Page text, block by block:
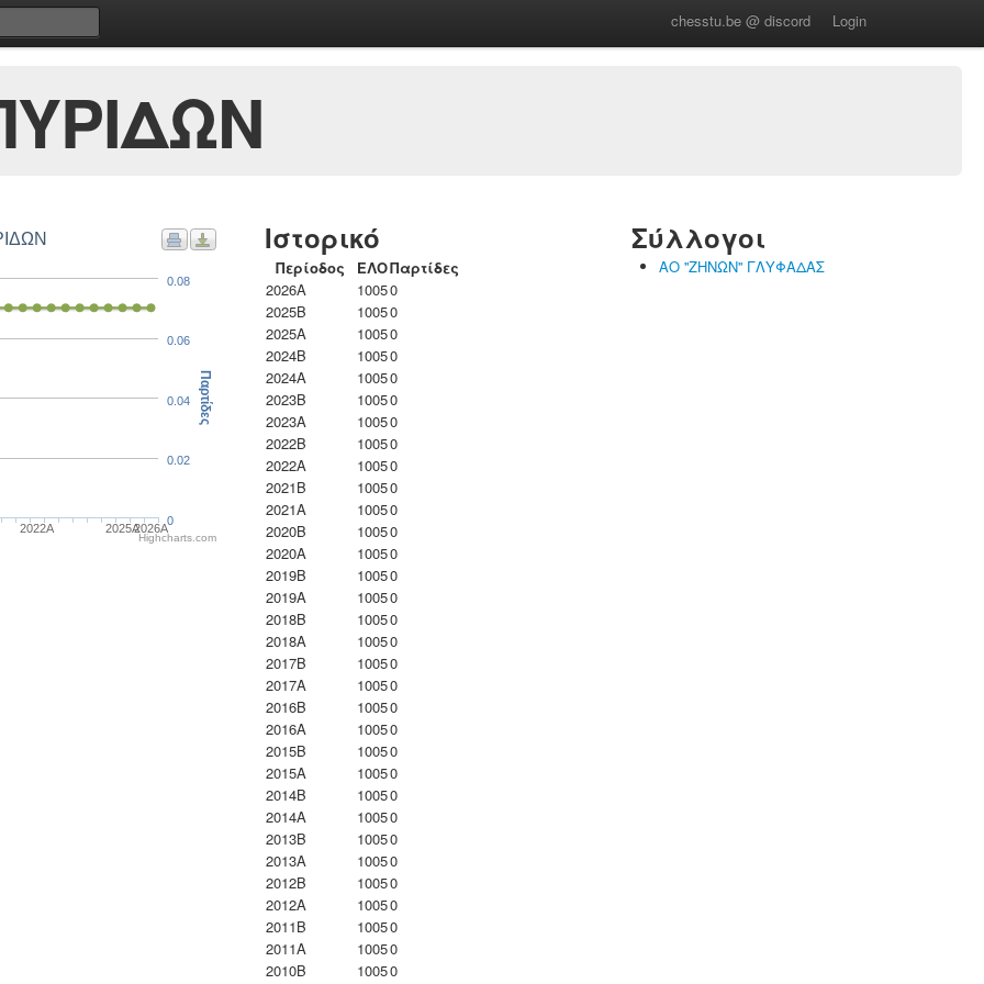
chesstu.be @ discord Login
2022A 2025A2026A
0
0.02
0.04
0.06
0.08
Παρτίδες
Highcharts.com
Ιστορικό
Περίοδος ΕΛΟΠαρτίδες
2026A
10050
2025B
10050
2025A
10050
2024B
10050
2024A
10050
2023B
10050
2023Α
10050
2022B
10050
2022A
10050
2021B
10050
2021A
10050
2020B
10050
2020A
10050
2019B
10050
2019A
10050
2018B
10050
2018A
10050
2017B
10050
2017A
10050
2016B
10050
2016A
10050
2015B
10050
2015A
10050
2014B
10050
2014A
10050
2013B
10050
2013A
10050
2012B
10050
2012A
10050
2011B
10050
2011A
10050
2010B
10050
Σύλλογοι
ΑΟ ''ΖΗΝΩΝ'' ΓΛΥΦΑΔΑΣ